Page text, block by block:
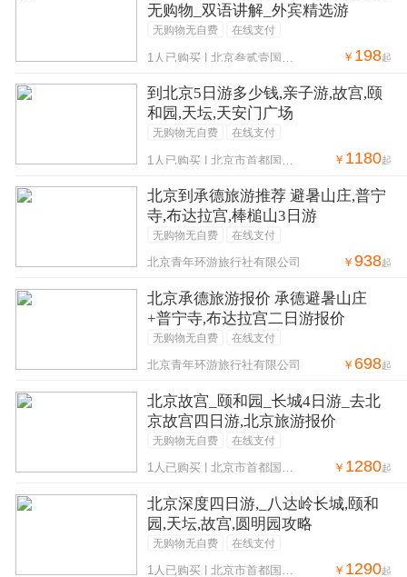
无购物_双语讲解_外宾精选游
无购物无自费 在线支付
￥ 198起
到北京5日游多少钱,亲子游,故宫,颐
和园,天坛,天安门广场
无购物无自费 在线支付
￥ 1180起
北京到承德旅游推荐 避暑山庄,普宁
寺,布达拉宫,棒槌山3日游
无购物无自费 在线支付
北京青年环游旅行社有限公司 ￥938起
北京承德旅游报价 承德避暑山庄
+普宁寺,布达拉宫二日游报价
无购物无自费 在线支付
北京青年环游旅行社有限公司 ￥ 698起
北京故宫_颐和园_长城4日游_去北
京故宫四日游,北京旅游报价
无购物无自费 在线支付
1人已购买 | 北京市首都国际旅行社集团北京分公司 ￥ 1280起
北京深度四日游,_八达岭长城,颐和
园,天坛,故宫,圆明园攻略
无购物无自费 在线支付
1人已购买 | 北京市首都国际旅行社集团北京分公司 ￥ 1290起